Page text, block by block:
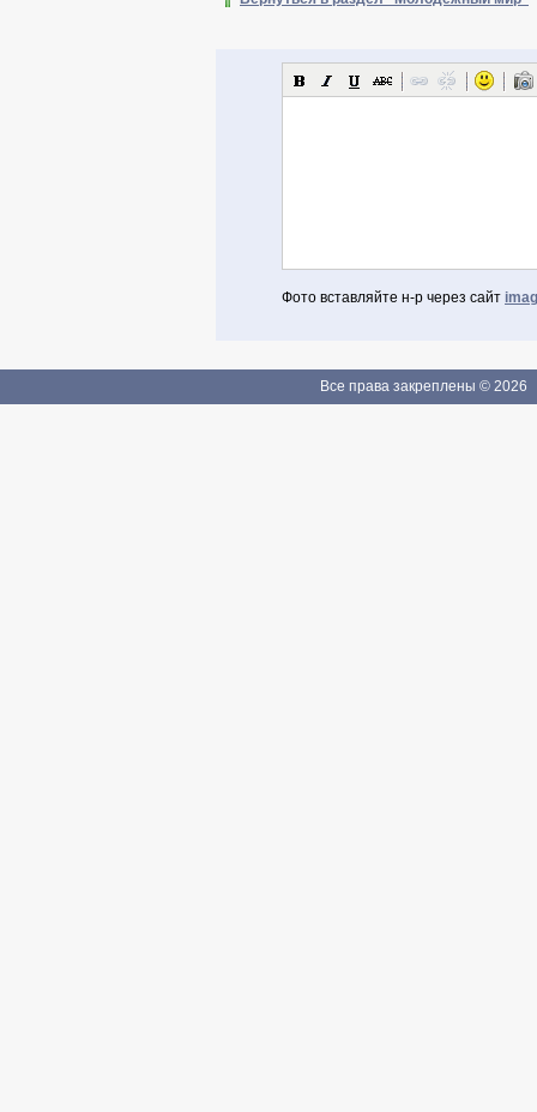
Фото вставляйте н-р через сайт
Если Вы зарегистрированы
Все права закреплены © 2026